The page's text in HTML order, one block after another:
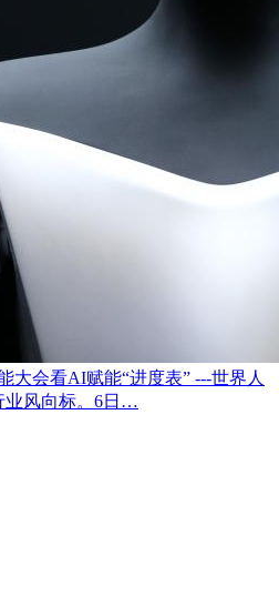
大会看AI赋能“进度表” ---世界人
业风向标。6日…